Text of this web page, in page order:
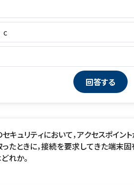
c
キュリティにおいて，アクセスポイン
たときに，接続を要求してきた端末
れか。